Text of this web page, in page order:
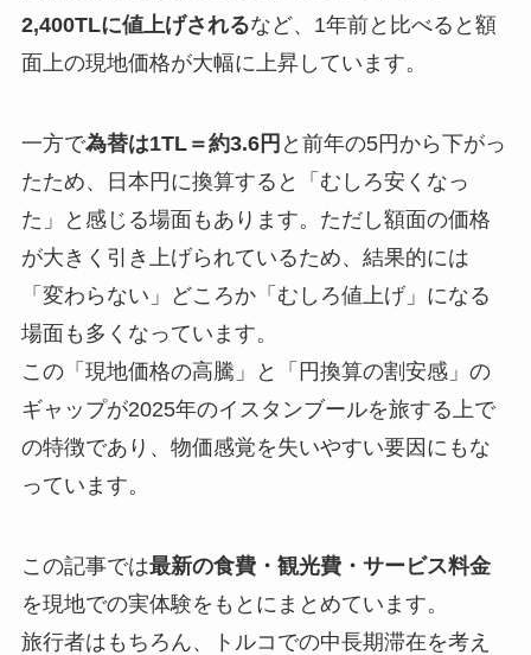
2,400TLに値上げされるなど、1年前と比べると額
面上の現地価格が大幅に上昇しています。
一方で為替は1TL＝約3.6円 と前年の5円から下がっ
たため、日本円に換算すると「むしろ安くなっ
た」と感じる場面もあります。ただし額面の価格
が大きく引き上げられているため、結果的には
「変わらない」どころか「むしろ値上げ」になる
場面も多くなっています。
この「現地価格の高騰」と「円換算の割安感」の
ギャップが2025年のイスタンブールを旅する上で
の特徴であり、物価感覚を失いやすい要因にもな
っています。
この記事では最新の食費・観光費・サービス料金
を現地での実体験をもとにまとめています。
旅行者はもちろん、トルコでの中長期滞在を考え